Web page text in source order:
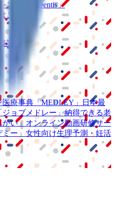
ステム
「Dentis」
こちら
記
医療事典 「MEDLEY」
日本最
ジョブメドレー」納得できる老
かい」 オンライン動画研修サー
ー」 女性向け生理予測・妊活